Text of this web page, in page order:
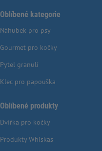
Oblíbené kategorie
Náhubek pro psy
Gourmet pro kočky
Pytel granulí
Klec pro papouška
Oblíbené produkty
Dvířka pro kočky
Produkty Whiskas